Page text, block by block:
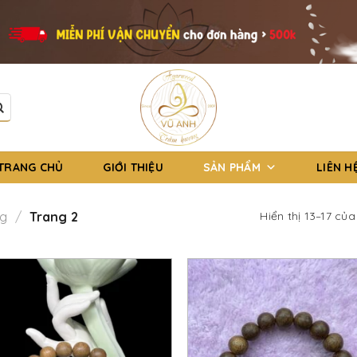
CHỦ GIỚI THIỆU SẢN PHẨM LIÊN
/ Trang 2 Hiển thị 13–17